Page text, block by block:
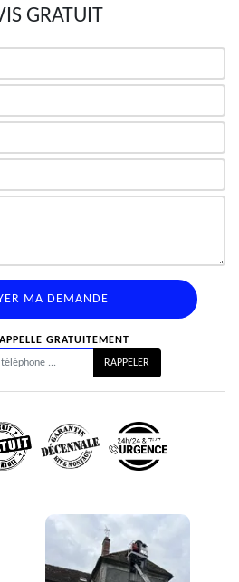
GRATUIT
GRATUITEMENT